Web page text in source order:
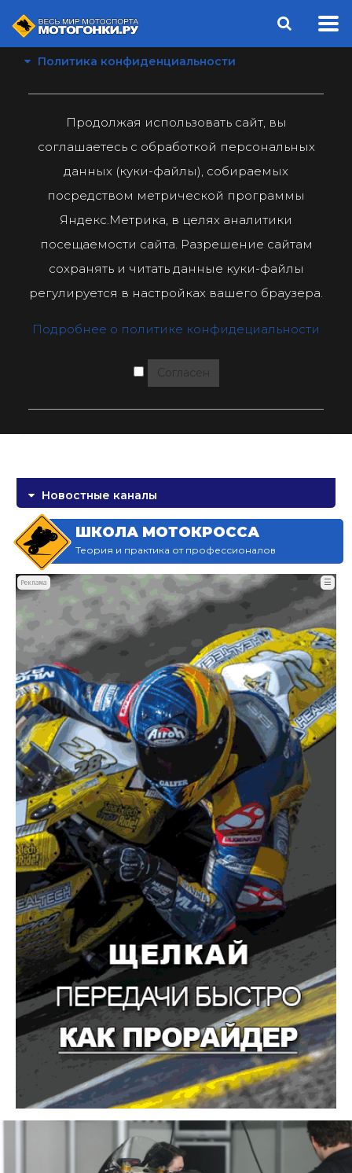
Политика конфиденциальности
Продолжая использовать сайт, вы
соглашаетесь с обработкой персональных
данных (куки-файлы), собираемых
посредством метрической программы
Яндекс.Метрика, в целях аналитики
посещаемости сайта. Разрешение сайтам
сохранять и читать данные куки-файлы
регулируется в настройках вашего браузера.
Подробнее о политике конфидециальности
Согласен
Новостные каналы
ШКОЛА МОТОКРОССА
Теория и практика от профессионалов
Реклама ☰